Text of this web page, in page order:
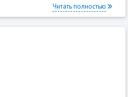
Читать полностью